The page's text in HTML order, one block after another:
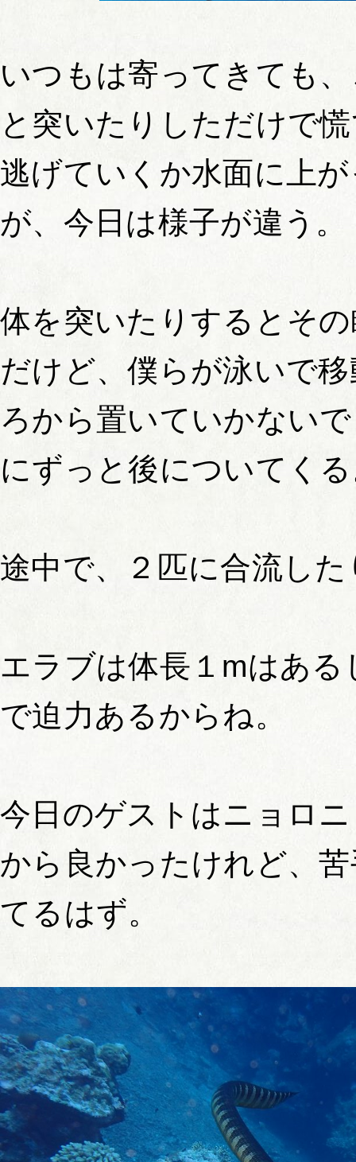
いつもは寄ってきても
と突いたりしただけで
逃げていくか水面に上
が、今日は様子が違う。
体を突いたりするとそ
だけど、僕らが泳いで
ろから置いていかない
にずっと後についてく
途中で、２匹に合流し
エラブは体長１mはある
で迫力あるからね。
今日のゲストはニョロ
から良かったけれど、
てるはず。